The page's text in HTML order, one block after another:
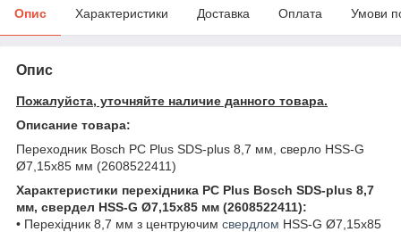
Опис Характеристики Доставка Оплата Умови
Опис
Пожалуйста, уточняйте наличие данного товара.
Описание товара:
Переходник Bosch PC Plus SDS-plus 8,7 мм, сверло HSS-G
Ø7,15x85 мм (2608522411)
Характеристики перехідника PC Plus Bosch SDS-plus 8,7
мм, свердел HSS-G Ø7,15x85 мм (2608522411):
• Перехідник 8,7 мм з центруючим свердлом HSS-G Ø7,15x85